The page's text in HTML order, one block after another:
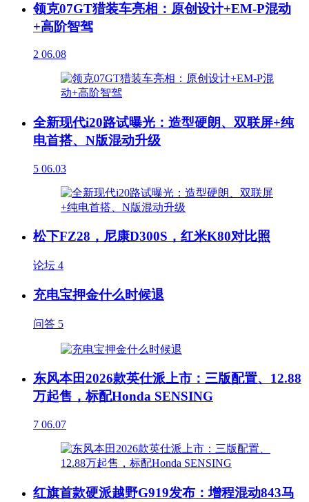
领克07GT猎装车亮相：原创设计+EM-P混动
+高阶智驾
2 06.08
全新现代i20路试曝光：造型硬朗、双联屏+纯
电首搭、N版混动升级
5 06.03
松下FZ28，尼康D300S，红米K80对比照
论坛 4
充电宝押金什么时候退
问答 5
东风本田2026款英仕派上市：三版配置、12.88
万起售，标配Honda SENSING
7 06.07
红旗首款硬派越野G919发布：增程混动843马